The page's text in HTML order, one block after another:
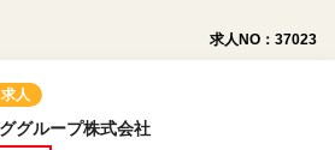
求人NO：37023
人
グループ株式会社